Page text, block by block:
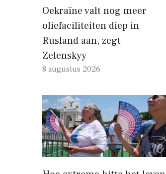
Oekraïne valt nog meer
oliefaciliteiten diep in
Rusland aan, zegt
Zelenskyy
8 augustus 2026